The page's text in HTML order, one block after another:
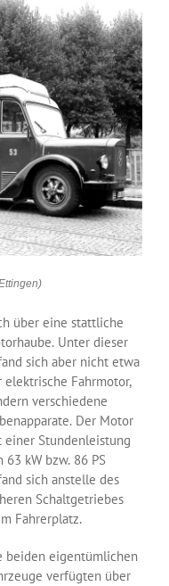
über eine stattliche
Unter dieser
sich aber nicht etwa
elektrische Fahrmotor,
verschiedene
Der Motor
einer Stundenleistung
63 kW bzw. 86 PS
sich anstelle des
Schaltgetriebes
Fahrerplatz.
beiden eigentümlichen
verfügten über